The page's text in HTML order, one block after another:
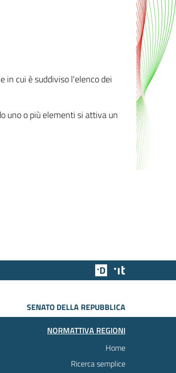
in cui è suddiviso l'elenco dei
uno o più elementi si attiva un
Team Digitale
SENATO DELLA REPUBBLICA
NORMATTIVA REGIONI
Home
Ricerca semplice